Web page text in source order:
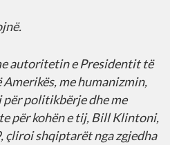
autoritetin e Presidentit të
me humanizmin,
politikbërje dhe me
për kohën e tij, Bill Klintoni,
çliroi shqiptarët nga zgjedha